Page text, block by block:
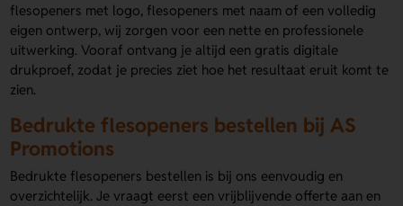
flesopeners met logo, flesopeners met naam of een volledig
eigen ontwerp, wij zorgen voor een nette en professionele
uitwerking. Vooraf ontvang je altijd een gratis digitale
drukproef, zodat je precies ziet hoe het resultaat eruit komt te
zien.
Bedrukte flesopeners bestellen bij AS
Promotions
Bedrukte flesopeners bestellen is bij ons eenvoudig en
overzichtelijk. Je vraagt eerst een vrijblijvende offerte aan en